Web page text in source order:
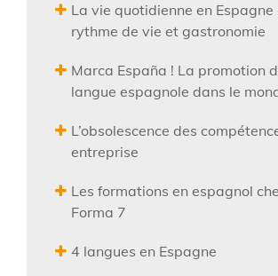
La vie quotidienne en Espagne
rythme de vie et gastronomie
Marca España ! La promotion
langue espagnole dans le
L’obsolescence des
entreprise
Les formations en espagnol
Forma 7
4 langues en Espagne